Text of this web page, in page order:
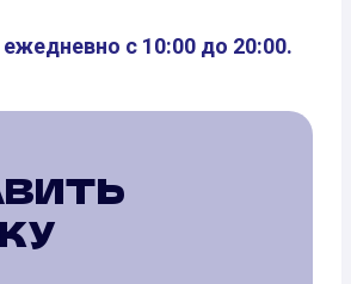
с 10:00 до 20:00.